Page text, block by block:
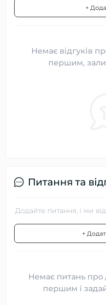
+
Немає відгуків
першим,
Питання та
Додайте питання, і ми
+
Немає питань про
першим і